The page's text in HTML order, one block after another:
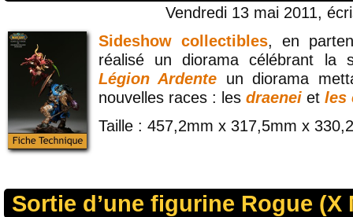
Vendredi 13 mai 2011,
Sideshow collectibles, en
réalisé un diorama célébrant la
Légion Ardente un diorama
nouvelles races : les draenei et les
Taille : 457,2mm x 317,5mm x
Sortie d’une figurine Rogue (X